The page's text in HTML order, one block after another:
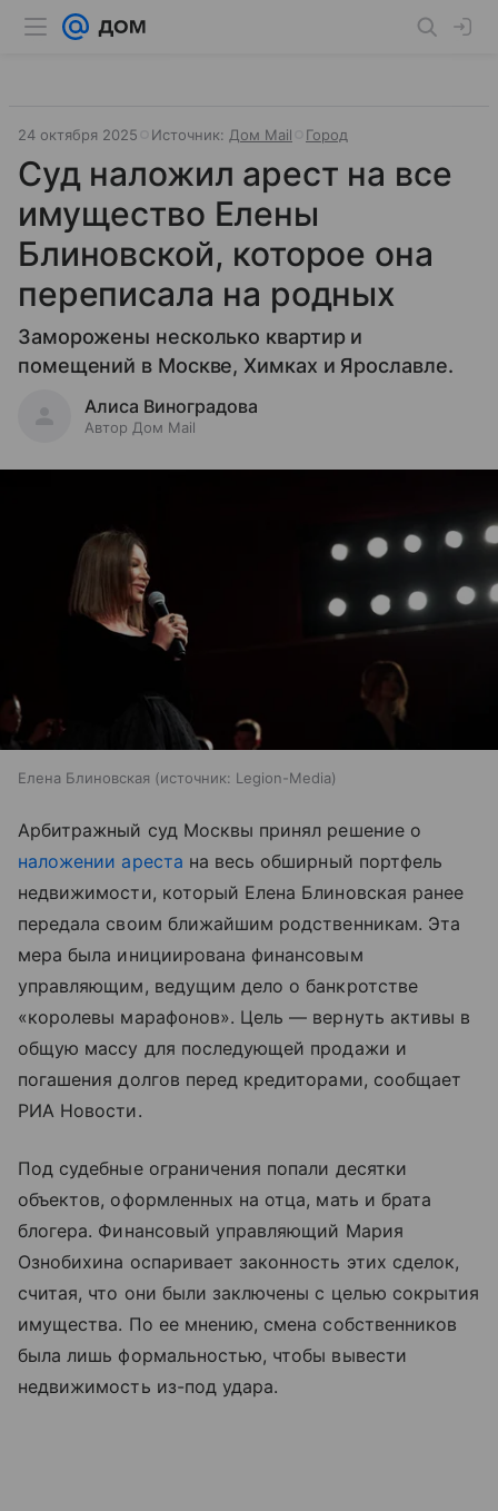
24 октября 2025 Источник: Дом Mail Город
Суд наложил арест на все
имущество Елены
Блиновской, которое она
переписала на родных
Заморожены несколько квартир и
помещений в Москве, Химках и Ярославле.
Алиса Виноградова
Автор Дом Mail
Елена Блиновская источник: Legion-Media
Арбитражный суд Москвы принял решение о
наложении ареста на весь обширный портфель
недвижимости, который Елена Блиновская ранее
передала своим ближайшим родственникам. Эта
мера была инициирована финансовым
управляющим, ведущим дело о банкротстве
«королевы марафонов». Цель — вернуть активы в
общую массу для последующей продажи и
погашения долгов перед кредиторами, сообщает
РИА Новости.
Под судебные ограничения попали десятки
объектов, оформленных на отца, мать и брата
блогера. Финансовый управляющий Мария
Ознобихина оспаривает законность этих сделок,
считая, что они были заключены с целью сокрытия
имущества. По ее мнению, смена собственников
была лишь формальностью, чтобы вывести
недвижимость из-под удара.